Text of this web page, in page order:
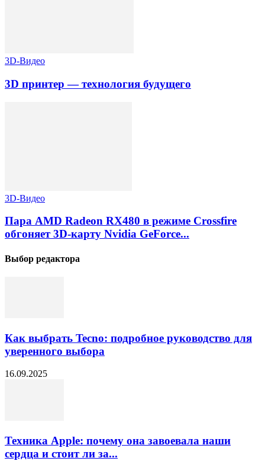
3D-Видео
3D принтер — технология будущего
3D-Видео
Пара AMD Radeon RX480 в режиме Crossfire
обгоняет 3D-карту Nvidia GeForce...
Выбор редактора
Как выбрать Tecno: подробное руководство для
уверенного выбора
16.09.2025
Техника Apple: почему она завоевала наши
сердца и стоит ли за...